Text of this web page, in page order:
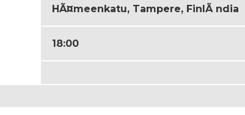
HÃ¤meenkatu, Tampere, FinlÃ ndia
18:00